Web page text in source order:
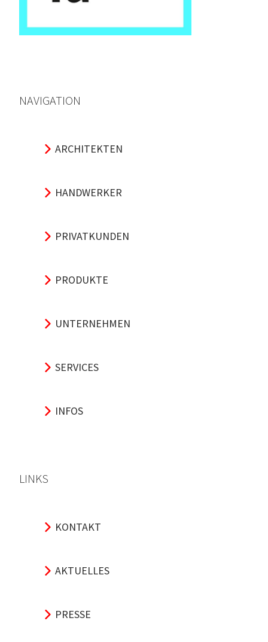
NAVIGATION
ARCHITEKTEN
HANDWERKER
PRIVATKUNDEN
PRODUKTE
UNTERNEHMEN
SERVICES
INFOS
LINKS
KONTAKT
AKTUELLES
PRESSE